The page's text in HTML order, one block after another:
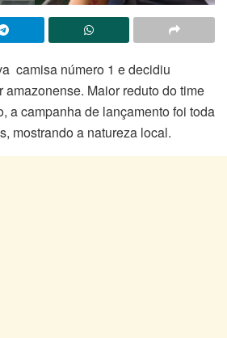
camisa número 1 e decidiu
amazonense. Maior reduto do time
a campanha de lançamento foi toda
mostrando a natureza local.